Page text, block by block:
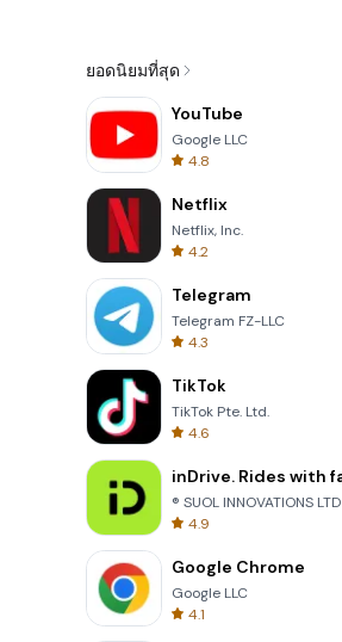
ยอดนิยมที่สุด
YouTube
Google LLC
4.8
Netflix
Netflix, Inc.
4.2
Telegram
Telegram FZ-LLC
4.3
TikTok
TikTok Pte. Ltd.
4.6
® SUOL INNOVATIONS LTD
4.9
Google Chrome
Google LLC
4.1